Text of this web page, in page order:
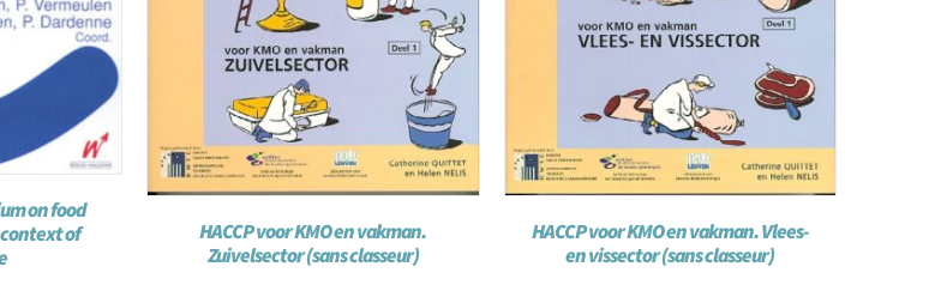
on food
of
HACCP voor KMO en vakman.
Zuivelsector (sans classeur)
HACCP voor KMO en vakman. Vlees-
en vissector (sans classeur)